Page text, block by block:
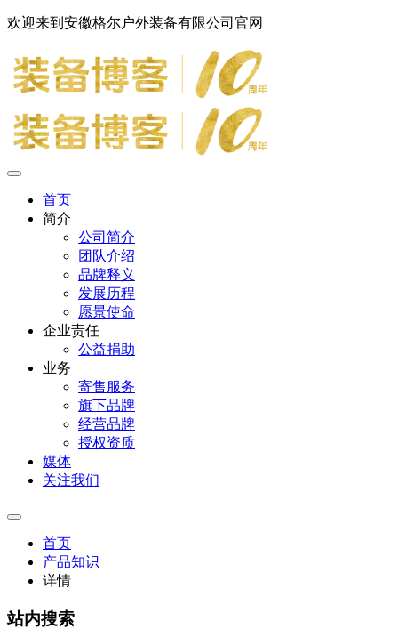
欢迎来到安徽格尔户外装备有限公司官网
首页
简介
公司简介
团队介绍
品牌释义
发展历程
愿景使命
企业责任
公益捐助
业务
寄售服务
旗下品牌
经营品牌
授权资质
媒体
关注我们
首页
产品知识
详情
站内搜索